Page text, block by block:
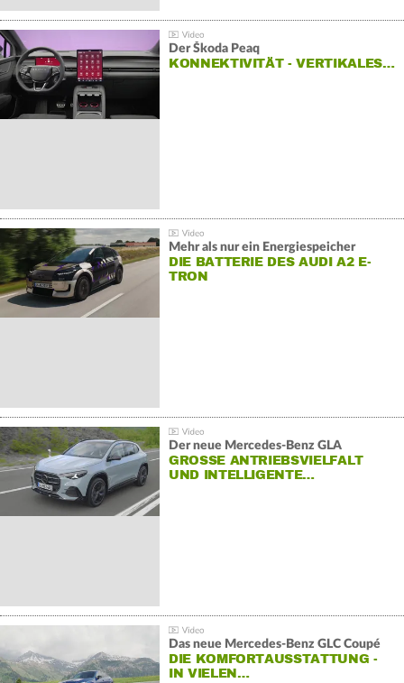
Der Škoda Peaq
KONNEKTIVITÄT - VERTIKALES…
Mehr als nur ein Energiespeicher
DIE BATTERIE DES AUDI A2 E-
TRON
Der neue Mercedes-Benz GLA
GROSSE ANTRIEBSVIELFALT U
ND INTELLIGENTE…
Das neue Mercedes-Benz GLC Coupé
DIE KOMFORTAUSSTATTUNG -
IN VIELEN…